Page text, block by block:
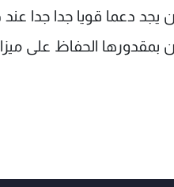
لكن من المتوقع ان يجد دعما